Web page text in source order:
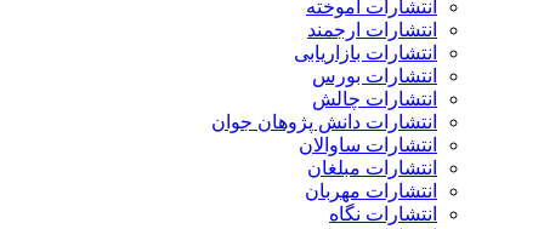
انتشارات آموخته
انتشارات ارجمند
انتشارات بازاریابی
انتشارات بورس
انتشارات چالش
انتشارات دانش پژوهان جوان
انتشارات ساوالان
انتشارات مبلغان
انتشارات مهربان
انتشارات نگاه